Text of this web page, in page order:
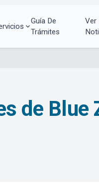
Guía De
Trámites
Ver
de Blue